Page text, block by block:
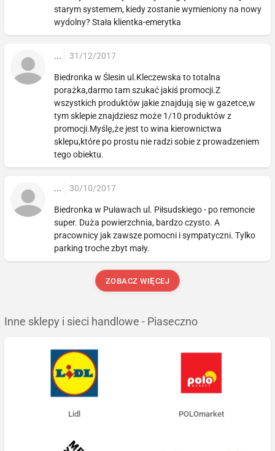
starym systemem, kiedy zostanie wymieniony na nowy
wydolny? Stała klientka-emerytka
... 31/12/2017
Biedronka w Ślesin ul.Kleczewska to totalna
porażka,darmo tam szukać jakiś promocji.Z
wszystkich produktów jakie znajdują się w gazetce,w
tym sklepie znajdziesz może 1/10 produktów z
promocji.Myślę,że jest to wina kierownictwa
sklepu,które po prostu nie radzi sobie z prowadzeniem
tego obiektu.
... 30/10/2017
Biedronka w Puławach ul. Piłsudskiego - po remoncie
super. Duża powierzchnia, bardzo czysto. A
pracownicy jak zawsze pomocni i sympatyczni. Tylko
parking troche zbyt mały.
ZOBACZ WIĘCEJ
Inne sklepy i sieci handlowe - Piaseczno
Lidl POLOmarket